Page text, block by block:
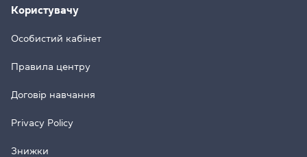
Користувачу
Особистий кабінет
Правила центру
Договір навчання
Privacy Policy
Знижки